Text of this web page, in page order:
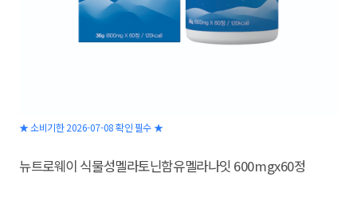
★ 소비기한 2026-07-08 확인 필수 ★
뉴트로웨이 식물성멜라토닌함유멜라나잇 600mgx60정